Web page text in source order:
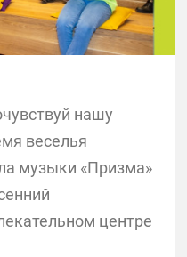
нашу
веселья
музыки «Призма»
центре